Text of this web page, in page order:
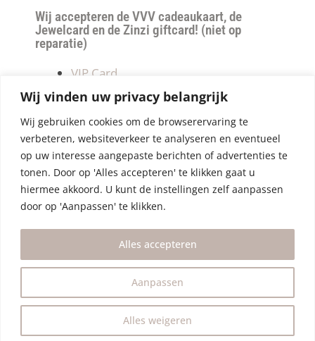
Wij vinden uw privacy belangrijk
Wij gebruiken cookies om de browserervaring te
verbeteren, websiteverkeer te analyseren en eventueel
op uw interesse aangepaste berichten of advertenties te
tonen. Door op 'Alles accepteren' te klikken gaat u
hiermee akkoord. U kunt de instellingen zelf aanpassen
door op 'Aanpassen' te klikken.
Aanpassen
Alles weigeren
Alles accepteren
Wij accepteren de VVV cadeaukaart, de
Jewelcard en de Zinzi giftcard! (niet op
reparatie)
VIP Card
Retourneren
Betalen & verzendkosten
Privacy Policy
Algemene Voorwaarden